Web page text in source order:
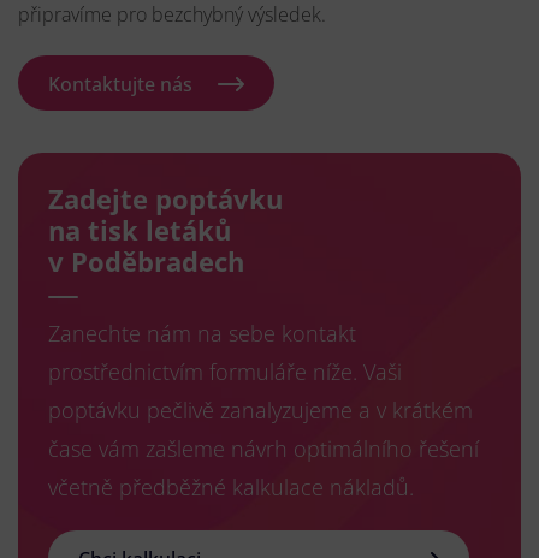
připravíme pro bezchybný výsledek.
Kontaktujte nás
Zadejte poptávku
na tisk letáků
v Poděbradech
Zanechte nám na sebe kontakt
prostřednictvím formuláře níže. Vaši
poptávku pečlivě zanalyzujeme a v krátkém
čase vám zašleme návrh optimálního řešení
včetně předběžné kalkulace nákladů.